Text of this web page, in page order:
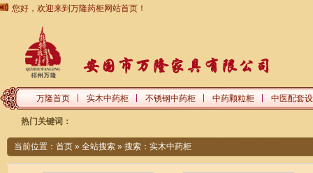
您好，欢迎来到万隆药柜网站首页！
万隆首页 实木中药柜 不锈钢中药柜 中药颗粒柜 中医配套
热门关键词：
当前位置： 首页 » 全站搜索 » 搜索：实木中药柜